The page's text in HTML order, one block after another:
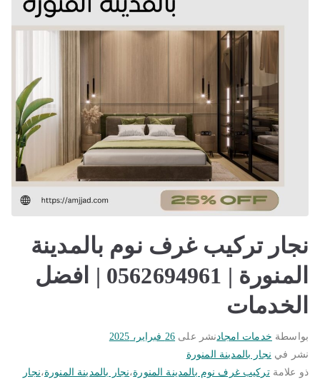
نجار تركيب غرف نوم بالمدينة
المنورة | 0562694961 | افضل
الخدمات
بواسطة خدمات امجادنشر على 26 فبراير، 2025
نشر في نجار بالمدينة المنورة
ذو علامةتركيب غرف نوم بالمدينة المنورة،نجار بالمدينة المنورة،نجار